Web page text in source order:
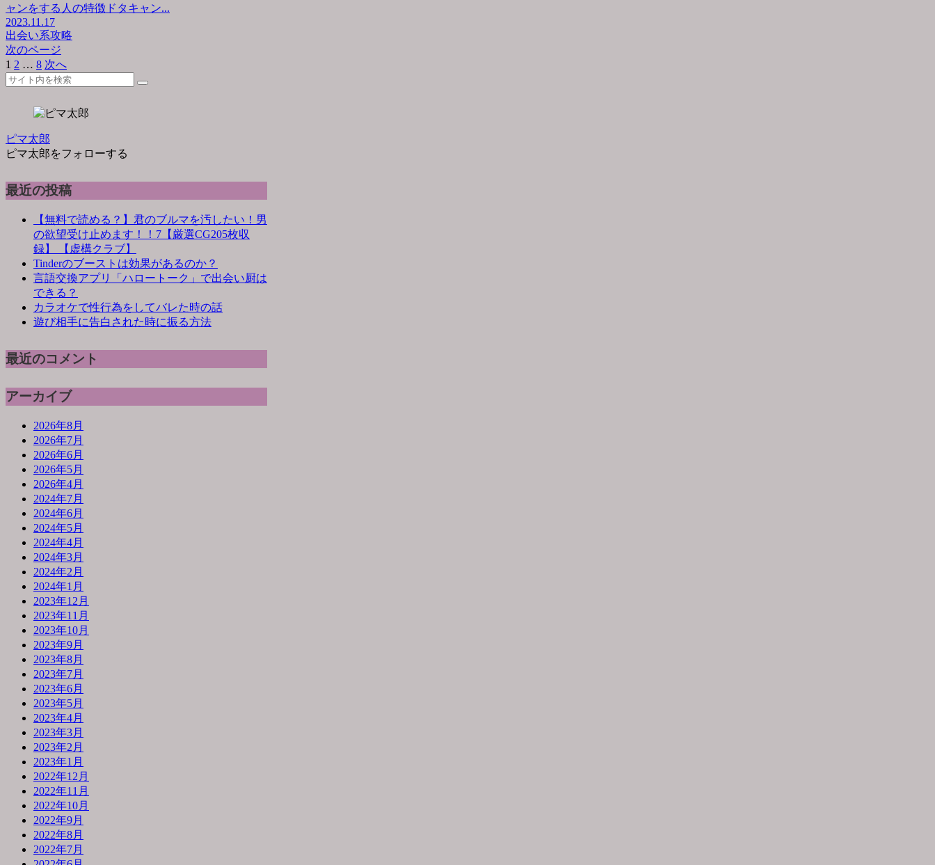
ャンをする人の特徴ドタキャン...
2023.11.17
出会い系攻略
次のページ
1 2 … 8 次へ
ピマ太郎
ピマ太郎をフォローする
最近の投稿
【無料で読める？】君のブルマを汚したい！男
の欲望受け止めます！！7【厳選CG205枚収
録】 【虚構クラブ】
Tinderのブーストは効果があるのか？
言語交換アプリ「ハロートーク」で出会い厨は
できる？
カラオケで性行為をしてバレた時の話
遊び相手に告白された時に振る方法
最近のコメント
アーカイブ
2026年8月
2026年7月
2026年6月
2026年5月
2026年4月
2024年7月
2024年6月
2024年5月
2024年4月
2024年3月
2024年2月
2024年1月
2023年12月
2023年11月
2023年10月
2023年9月
2023年8月
2023年7月
2023年6月
2023年5月
2023年4月
2023年3月
2023年2月
2023年1月
2022年12月
2022年11月
2022年10月
2022年9月
2022年8月
2022年7月